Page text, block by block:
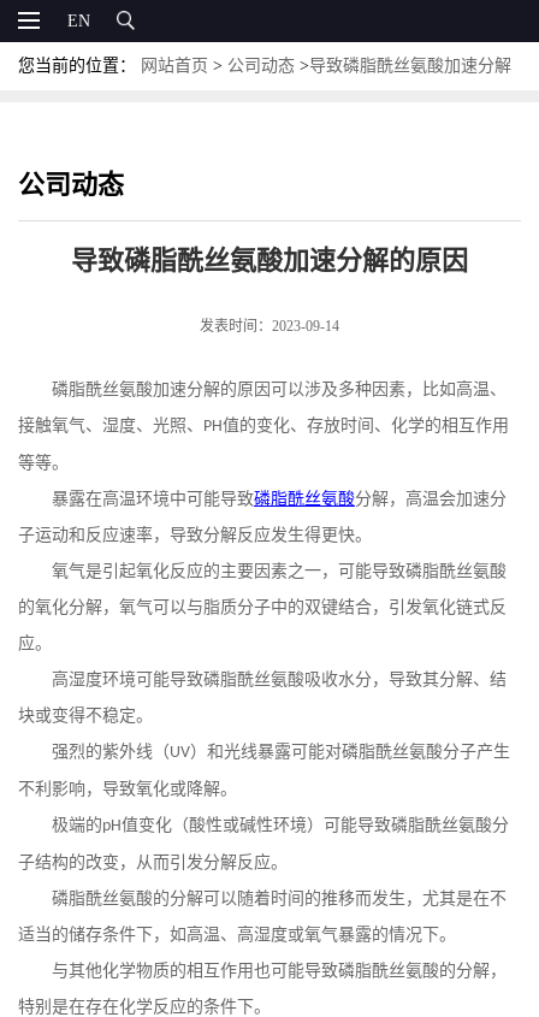
EN
您当前的位置： 网站首页 > 公司动态 >导致磷脂酰丝氨酸加速分解
公司动态
导致磷脂酰丝氨酸加速分解的原因
发表时间：2023-09-14
磷脂酰丝氨酸加速分解的原因可以涉及多种因素，比如高温、
接触氧气、湿度、光照、 PH值的变化、存放时间、化学的相互作用
等等。
暴露在高温环境中可能导致磷脂酰丝氨酸分解， 高温会加速分
子运动和反应速率，导致分解反应发生得更快。
氧气是引起氧化反应的主要因素之一，可能导致磷脂酰丝氨酸
的氧化分解，氧气可以与脂质分子中的双键结合，引发氧化链式反
应。
高湿度环境可能导致磷脂酰丝氨酸吸收水分，导致其分解、结
块或变得不稳定。
强烈的紫外线（UV）和光线暴露可能对磷脂酰丝氨酸分子产生
不利影响，导致氧化或降解。
极端的pH值变化（酸性或碱性环境）可能导致磷脂酰丝氨酸分
子结构的改变，从而引发分解反应。
磷脂酰丝氨酸的分解可以随着时间的推移而发生，尤其是在不
适当的储存条件下，如高温、高湿度或氧气暴露的情况下。
与其他化学物质的相互作用也可能导致磷脂酰丝氨酸的分解，
特别是在存在化学反应的条件下。